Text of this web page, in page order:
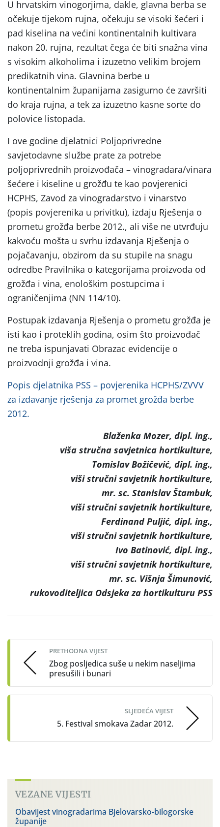
U hrvatskim vinogorjima, dakle, glavna berba se
očekuje tijekom rujna, očekuju se visoki šećeri i
pad kiselina na većini kontinentalnih kultivara
nakon 20. rujna, rezultat čega će biti snažna vina
s visokim alkoholima i izuzetno velikim brojem
predikatnih vina. Glavnina berbe u
kontinentalnim županijama zasigurno će završiti
do kraja rujna, a tek za izuzetno kasne sorte do
polovice listopada.
I ove godine djelatnici Poljoprivredne
savjetodavne službe prate za potrebe
poljoprivrednih proizvođača – vinogradara/vinara
šećere i kiseline u grožđu te kao povjerenici
HCPHS, Zavod za vinogradarstvo i vinarstvo
(popis povjerenika u privitku), izdaju Rješenja o
prometu grožđa berbe 2012., ali više ne utvrđuju
kakvoću mošta u svrhu izdavanja Rješenja o
pojačavanju, obzirom da su stupile na snagu
odredbe Pravilnika o kategorijama proizvoda od
grožđa i vina, enološkim postupcima i
ograničenjima (NN 114/10).
Postupak izdavanja Rješenja o prometu grožđa je
isti kao i proteklih godina, osim što proizvođač
ne treba ispunjavati Obrazac evidencije o
proizvodnji grožđa i vina.
Popis djelatnika PSS – povjerenika HCPHS/ZVVV
za izdavanje rješenja za promet grožđa berbe
2012.
Blaženka Mozer, dipl. ing.,
viša stručna savjetnica hortikulture,
Tomislav Božičević, dipl. ing.,
viši stručni savjetnik hortikulture,
mr. sc. Stanislav Štambuk,
viši stručni savjetnik hortikulture,
Ferdinand Puljić, dipl. ing.,
viši stručni savjetnik hortikulture,
Ivo Batinović, dipl. ing.,
viši stručni savjetnik hortikulture,
mr. sc. Višnja Šimunović,
rukovoditeljica Odsjeka za hortikulturu PSS
navigation
PRETHODNA VIJEST
Zbog posljedica suše u nekim naseljima
presušili i bunari
SLJEDEĆA VIJEST
5. Festival smokava Zadar 2012.
VEZANE VIJESTI
Obavijest vinogradarima Bjelovarsko-bilogorske
županije